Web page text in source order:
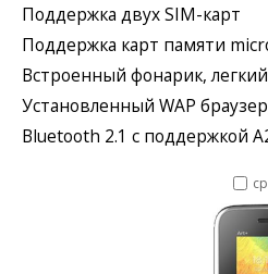
Поддержка двух SIM-карт
Поддержка карт памяти
Встроенный фонарик,
Установленный WAP
Bluetooth 2.1 с поддержкой